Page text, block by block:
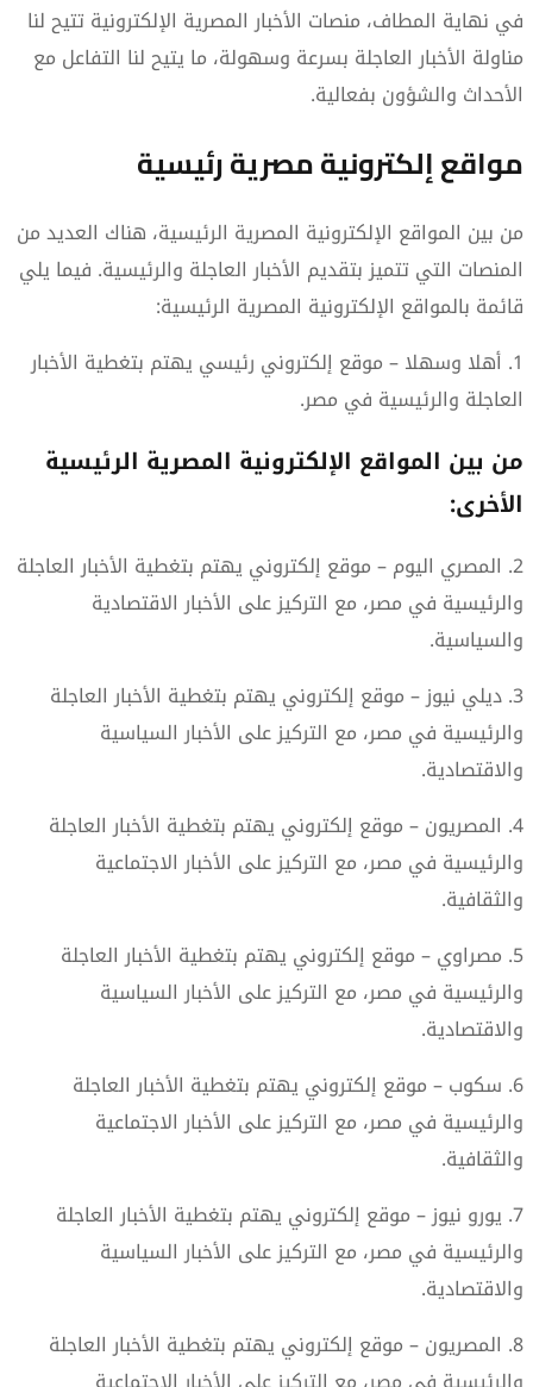
في نهاية المطاف، منصات الأخبار المصرية الإلكترونية تتيح لنا
مناولة الأخبار العاجلة بسرعة وسهولة، ما يتيح لنا التفاعل مع
الأحداث والشؤون بفعالية.
مواقع إلكترونية مصرية رئيسية
من بين المواقع الإلكترونية المصرية الرئيسية، هناك العديد من
المنصات التي تتميز بتقديم الأخبار العاجلة والرئيسية. فيما يلي
قائمة بالمواقع الإلكترونية المصرية الرئيسية:
1. أهلا وسهلا – موقع إلكتروني رئيسي يهتم بتغطية الأخبار
العاجلة والرئيسية في مصر.
من بين المواقع الإلكترونية المصرية الرئيسية
الأخرى:
2. المصري اليوم – موقع إلكتروني يهتم بتغطية الأخبار العاجلة
والرئيسية في مصر، مع التركيز على الأخبار الاقتصادية
والسياسية.
3. ديلي نيوز – موقع إلكتروني يهتم بتغطية الأخبار العاجلة
والرئيسية في مصر، مع التركيز على الأخبار السياسية
والاقتصادية.
4. المصريون – موقع إلكتروني يهتم بتغطية الأخبار العاجلة
والرئيسية في مصر، مع التركيز على الأخبار الاجتماعية
والثقافية.
5. مصراوي – موقع إلكتروني يهتم بتغطية الأخبار العاجلة
والرئيسية في مصر، مع التركيز على الأخبار السياسية
والاقتصادية.
6. سكوب – موقع إلكتروني يهتم بتغطية الأخبار العاجلة
والرئيسية في مصر، مع التركيز على الأخبار الاجتماعية
والثقافية.
7. يورو نيوز – موقع إلكتروني يهتم بتغطية الأخبار العاجلة
والرئيسية في مصر، مع التركيز على الأخبار السياسية
والاقتصادية.
8. المصريون – موقع إلكتروني يهتم بتغطية الأخبار العاجلة